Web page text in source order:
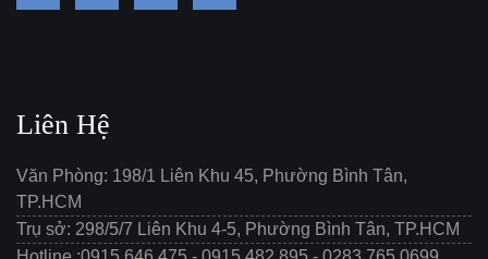
Liên Hệ
Văn Phòng: 198/1 Liên Khu 45, Phường Bình Tân,
TP.HCM
Trụ sở: 298/5/7 Liên Khu 4-5, Phường Bình Tân, TP.HCM